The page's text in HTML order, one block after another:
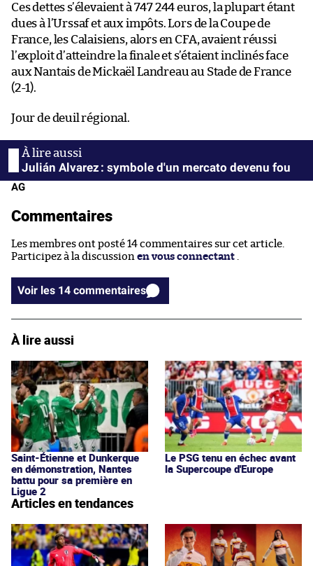
Ces dettes s’élevaient à 747 244 euros, la plupart étant
dues à l’Urssaf et aux impôts. Lors de la Coupe de
France, les Calaisiens, alors en CFA, avaient réussi
l’exploit d’atteindre la finale et s’étaient inclinés face
aux Nantais de Mickaël Landreau au Stade de France
(2-1).
Jour de deuil régional.
Julián Alvarez : symbole d'un mercato devenu fou
AG
Commentaires
Les membres ont posté 14 commentaires sur cet article.
Participez à la discussion en vous connectant
Voir les 14 commentaires
À lire aussi
Saint-Étienne et Dunkerque
en démonstration, Nantes
battu pour sa première en
Ligue 2
Le PSG tenu en échec avant
la Supercoupe d'Europe
Articles en tendances